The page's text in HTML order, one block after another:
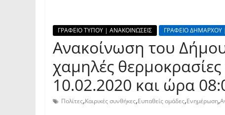
ΓΡΑΦΕΙΟ ΤΥΠΟΥ | ΑΝΑΚΟΙΝΩΣΕΙΣ ΓΡΑΦΕΙΟ ΔΗΜΑΡΧΟΥ
Ανακοίνωση του
χαμηλές
10.02.2020 και ώρα
Πολίτες,Καιρικές συνθήκες,Ευπαθείς ομάδες,Ενημέρωση,